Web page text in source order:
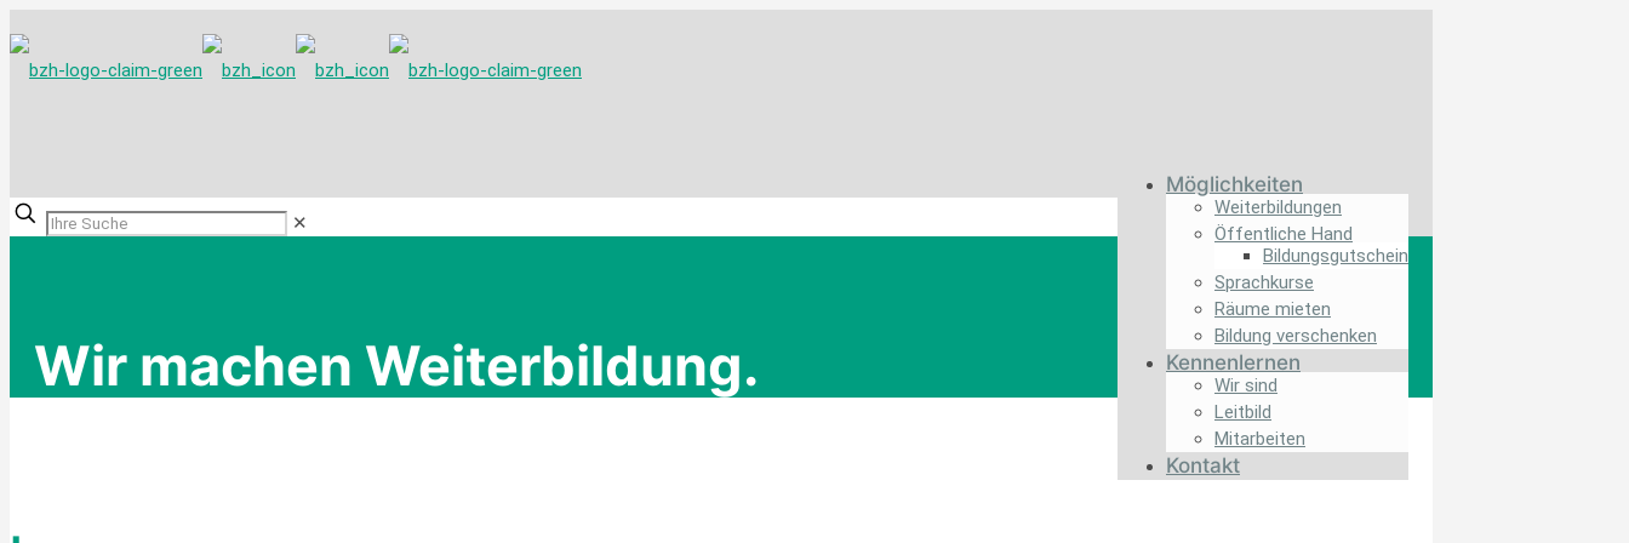
Möglichkeiten
Weiterbildungen
Öffentliche Hand
Bildungs­gutschein
Sprachkurse
Räume mieten
Bildung verschenken
Kennenlernen
Wir sind
Leitbild
Mitarbeiten
Kontakt
✕
Wir machen Weiterbildung.